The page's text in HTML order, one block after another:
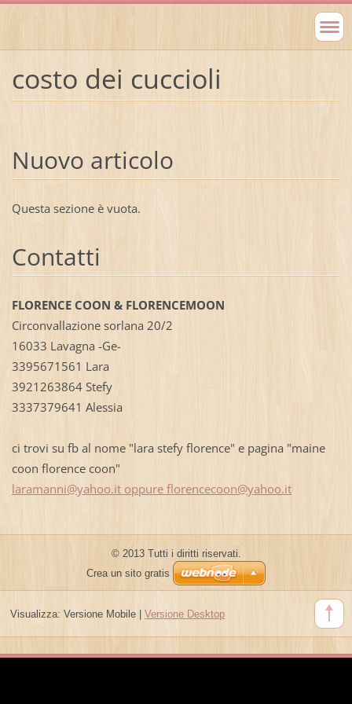
costo dei cuccioli
Nuovo articolo
Questa sezione è vuota.
Contatti
FLORENCE COON & FLORENCEMOON
Circonvallazione sorlana 20/2
16033 Lavagna -Ge-
3395671561 Lara
3921263864 Stefy
3337379641 Alessia
ci trovi su fb al nome "lara stefy florence" e pagina "maine
coon florence coon"
laramanni@yahoo.it oppure florencecoon@yahoo.it
© 2013 Tutti i diritti riservati.
Crea un sito gratis
Visualizza: Versione Mobile| Versione Desktop